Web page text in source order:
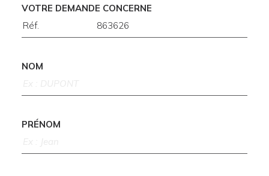
VOTRE DEMANDE CONCERNE
NOM
PRÉNOM